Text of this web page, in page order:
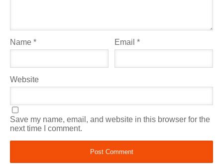
Name * Email*
Website
Save my name, email, and website in this browser for the
next time I comment.